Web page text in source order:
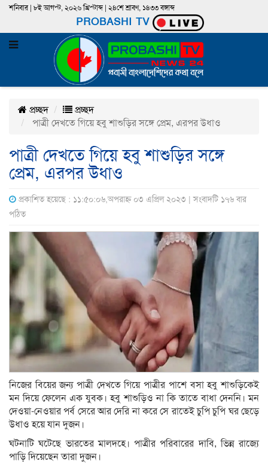
শনিবার | ৮ই আগস্ট, ২০২৬ খ্রিস্টাব্দ | ২৪শে শ্রাবণ, ১৪৩৩ বঙ্গাব্দ
PROBASHI TV
প্রচ্ছদ
প্রচ্ছদ
পাত্রী দেখতে গিয়ে হবু শাশুড়ির সঙ্গে প্রেম, এরপর উধাও
পাত্রী দেখতে গিয়ে হবু শাশুড়ির সঙ্গে
প্রেম, এরপর উধাও
প্রকাশিত হয়েছে : ১১:৫০:০৬,অপরাহ্ন ০৩ এপ্রিল ২০২৩ | সংবাদটি ১৭৬ বার
পঠিত
নিজের বিয়ের জন্য পাত্রী দেখতে গিয়ে পাত্রীর পাশে বসা হবু শাশুড়িকেই
মন দিয়ে ফেলেন এক যুবক। হবু শাশুড়িও না কি তাতে বাধা দেননি। মন
দেওয়া-নেওয়ার পর্ব সেরে আর দেরি না করে সে রাতেই চুপি চুপি ঘর ছেড়ে
উধাও হয়ে যান দুজন।
ঘটনাটি ঘটেছে ভারতের মালদহে। পাত্রীর পরিবারের দাবি, ভিন্ন রাজ্যে
পাড়ি দিয়েছেন তারা দুজন।